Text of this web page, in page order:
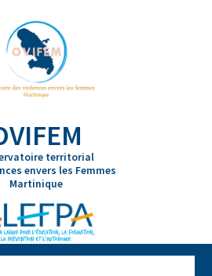
territorial
envers les Femmes
Martinique